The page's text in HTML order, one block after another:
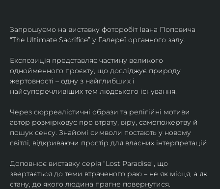
Запрошуємо на виставку фоторобіт Івана Поповича
“The Ultimate Sacrifice” у Галереї органного залу.
Експозиція представляє частину великого
однойменного проєкту, що досліджує природу
жертовності – одну з найглибших і
найсуперечливіших тем людського існування.
Через сюрреалістичні образи та релігійні мотиви
автор розмірковує про втрату, віру, самопожертву й
пошук сенсу. Знайомі символи постають у новому
світлі, відкриваючи простір для власних інтерпретацій.
Доповнює виставку серія “Lost Paradise”, що
звертається до теми втраченого раю – не як місця, а як
стану, до якого людина прагне повернутися.